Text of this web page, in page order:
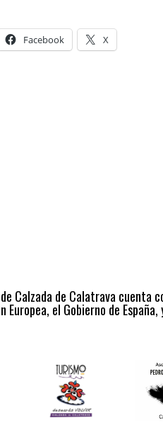
Facebook X
Calzada de Calatrava
el Gobierno de España,